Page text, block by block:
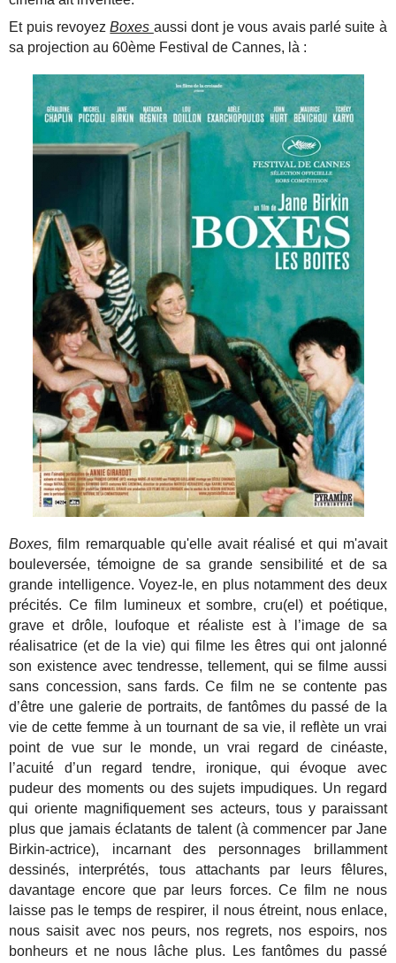
Et puis revoyezBoxes aussi dont je vous avais parlé suite à
sa projection au 60ème Festival de Cannes, là :
Boxes,film remarquable qu'elle avait réalisé et qui m'avait
bouleversée, témoigne de sa grande sensibilité et de sa
grande intelligence. Voyez-le, en plus notamment des deux
précités. Ce film lumineux et sombre, cru(el) et poétique,
grave et drôle, loufoque et réaliste est à l’image de sa
réalisatrice (et de la vie) qui filme les êtres qui ont jalonné
son existence avec tendresse, tellement, qui se filme aussi
sans concession, sans fards. Ce film ne se contente pas
d’être une galerie de portraits, de fantômes du passé de la
vie de cette femme à un tournant de sa vie, il reflète un vrai
point de vue sur le monde, un vrai regard de cinéaste,
l’acuité d’un regard tendre, ironique, qui évoque avec
pudeur des moments ou des sujets impudiques. Un regard
qui oriente magnifiquement ses acteurs, tous y paraissant
plus que jamais éclatants de talent (à commencer par Jane
Birkin-actrice), incarnant des personnages brillamment
dessinés, interprétés, tous attachants par leurs fêlures,
davantage encore que par leurs forces. Ce film ne nous
laisse pas le temps de respirer, il nous étreint, nous enlace,
nous saisit avec nos peurs, nos regrets, nos espoirs, nos
bonheurs et ne nous lâche plus. Les fantômes du passé